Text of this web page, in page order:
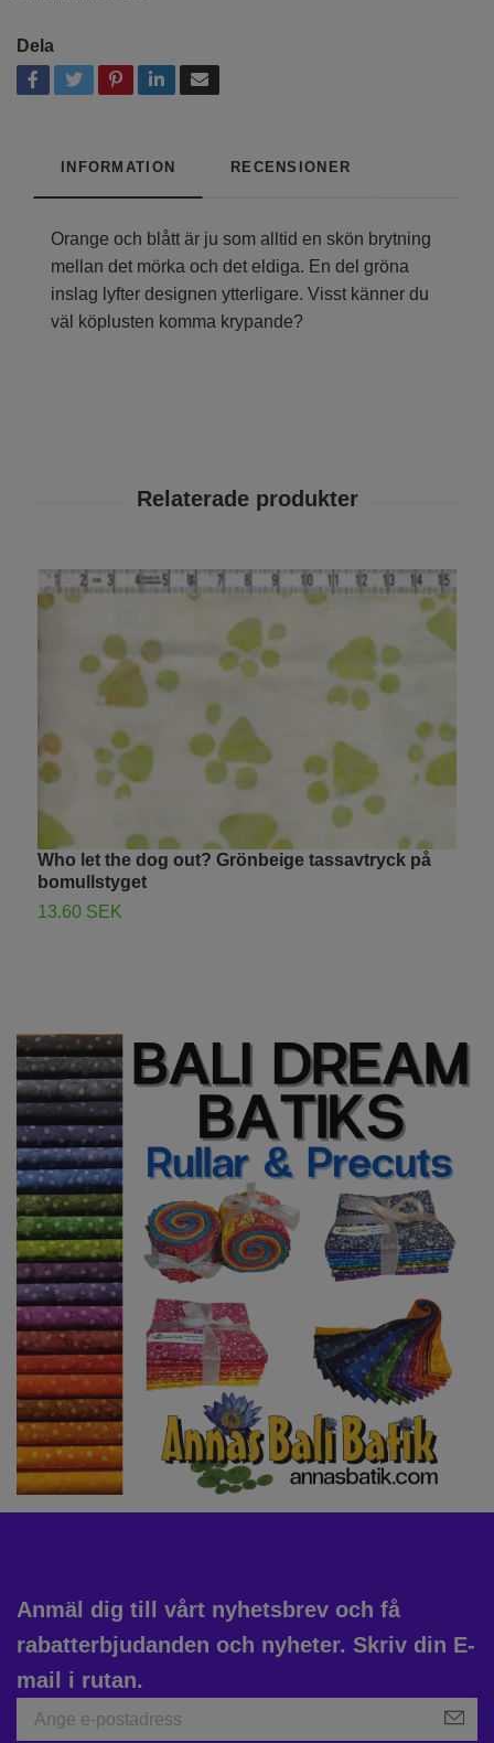
Dela
INFORMATION RECENSIONER
Orange och blått är ju som alltid en skön brytning
mellan det mörka och det eldiga. En del gröna
inslag lyfter designen ytterligare. Visst känner du
väl köplusten komma krypande?
Who let the dog out? Grönbeige tassavtryck på
bomullstyget
13.60 SEK
Anmäl dig till vårt nyhetsbrev och få
rabatterbjudanden och nyheter. Skriv din E-
mail i rutan.